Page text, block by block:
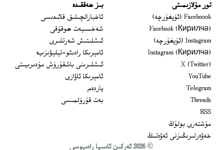
تور مۇلازىمىتى
Faceboook (ئۇيغۇرچە)
Opens in new window
Facebook (Кирилчә)
Opens in new window
Instagram (ئۇيغۇرچە)
Opens in new window
Instagram (Кирилчә)
Opens in new window
X (Twitter)
YouTube
Telegram
Threads
RSS
مۇشتەرى بولۇڭ
خەۋەرلىرىڭىزنى ئەۋەتىڭ
بىز ھەققىدە
ئاخباراتچىلىق قائىدىسى
شەخسىيەت ھوقۇقى
ئىشلىتىش شەرتلىرى
ئامېرىكا رادىئو-تېلېۋىزىيە
ئىشلىرىنى باشقۇرۇش مۇدىرىيىتى
ئامېرىكا ئاۋازى
ياردەم
بەت قۇرۇلمىسى
© 2026 ئەركىن ئاسىيا رادىيوسى